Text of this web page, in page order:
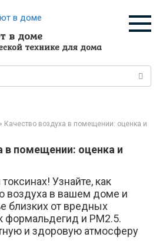
в доме
технике для дома
» Качество воздуха в помещении: оценка и
в помещении: оценка и
Узнайте, как
воздуха в вашем доме и
близких от вредных
формальдегид и PM2.5.
и здоровую атмосферу